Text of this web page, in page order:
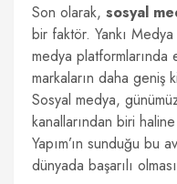
Son olarak, sosyal
bir faktör. Yankı
medya platformlarında
markaların daha geniş
Sosyal medya,
kanallarından biri
Yapım’ın sunduğu bu
dünyada başarılı